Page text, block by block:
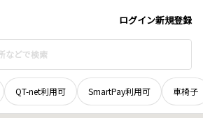
ログイン新規登録
QT-net利用可 SmartPay利用可 車椅子